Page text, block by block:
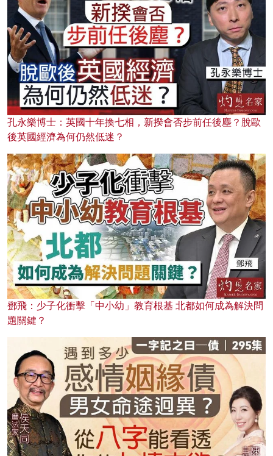
孔永樂博士：英國十年換七相，新揆會否步前任後塵？脫歐
後英國經濟為何仍然低迷？
鄧飛：少子化衝擊「中小幼」教育根基 北都如何成為解決問
題關鍵？